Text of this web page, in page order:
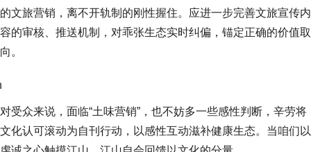
的文旅营销，离不开轨制的刚性握住。应进一步完善文旅宣传内
容的审核、推送机制，对乖张生态实时纠偏，锚定正确的价值取
向。
对受众来说，面临“土味营销”，也不妨多一些感性判断，辛劳将
文化认可滚动为自刊行动，以感性互动滋补健康生态。当咱们以